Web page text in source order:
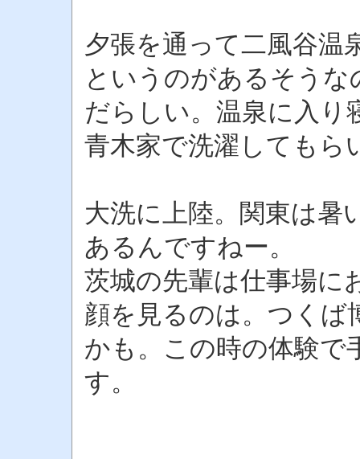
夕張を通って二風谷温
というのがあるそう
だらしい。温泉に入り
青木家で洗濯してもら
大洗に上陸。関東は暑
あるんですねー。
茨城の先輩は仕事場に
顔を見るのは。つくば
かも。この時の体験で
す。